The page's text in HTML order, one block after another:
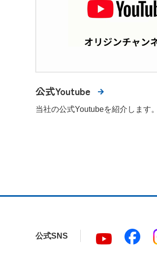
公式Youtube
当社の公式Youtubeを紹介します。
公式SNS